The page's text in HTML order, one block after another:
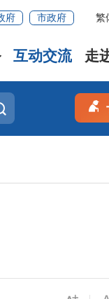
府 市政府 繁
互动交流 走